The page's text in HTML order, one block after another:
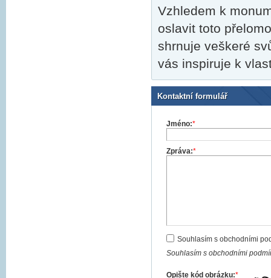
Vzhledem k
oslavit toto
shrnuje veškeré
vás inspiruje k
Kontaktní formulář
Jméno:*
Zpráva:*
Souhlasím s obchodními
Souhlasím s obchodními
Opište kód obrázku:*